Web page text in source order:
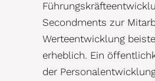
Secondments zur
Werteentwicklung
erheblich. Ein
der